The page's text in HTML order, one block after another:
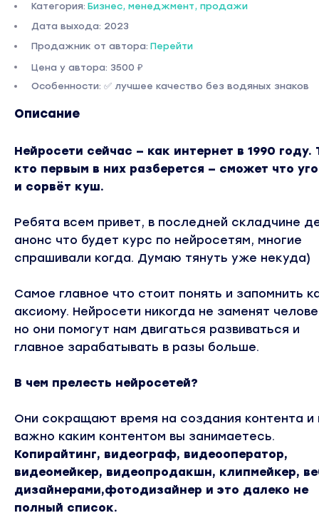
Категория: Бизнес, менеджмент, продажи
Дата выхода: 2023
Продажник от автора: Перейти
Цена у автора: 3500 ₽
Особенности: ✅ лучшее качество без водяных знаков
Описание
Нейросети сейчас — как интернет в 1990 году.
кто первым в них разберется — сможет что
и сорвёт куш.
Ребята всем привет, в последней складчине
анонс что будет курс по нейросетям, многие
спрашивали когда. Думаю тянуть уже некуда)
Самое главное что стоит понять и запомнить
аксиому. Нейросети никогда не заменят
но они помогут нам двигаться развиваться и
главное зарабатывать в разы больше.
В чем прелесть нейросетей?
Они сокращают время на создания контента и
важно каким контентом вы занимаетесь.
Копирайтинг, видеограф, видеооператор,
видеомейкер, видеопродакшн, клипмейкер,
дизайнерами,фотодизайнер и это далеко не
полный список.